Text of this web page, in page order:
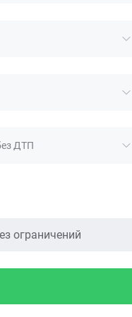
ДТП
ограничений